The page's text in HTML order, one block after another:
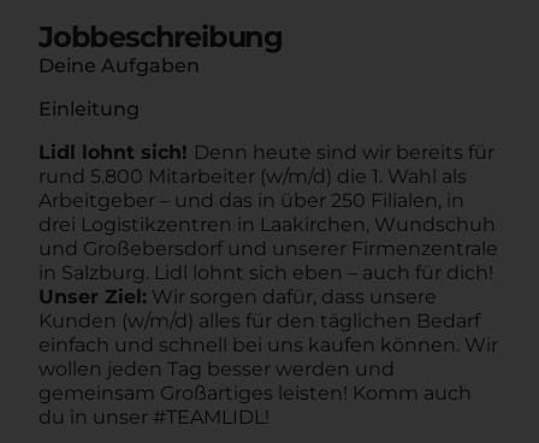
Jobbeschreibung
Deine Aufgaben
Einleitung
Lidl lohnt sich! Denn heute sind wir bereits für
rund 5.800 Mitarbeiter (w/m/d) die 1. Wahl als
Arbeitgeber – und das in über 250 Filialen, in
drei Logistikzentren in Laakirchen, Wundschuh
und Großebersdorf und unserer Firmenzentrale
in Salzburg. Lidl lohnt sich eben – auch für dich!
Unser Ziel: Wir sorgen dafür, dass unsere
Kunden (w/m/d) alles für den täglichen Bedarf
einfach und schnell bei uns kaufen können. Wir
wollen jeden Tag besser werden und
gemeinsam Großartiges leisten! Komm auch
du in unser #TEAMLIDL!